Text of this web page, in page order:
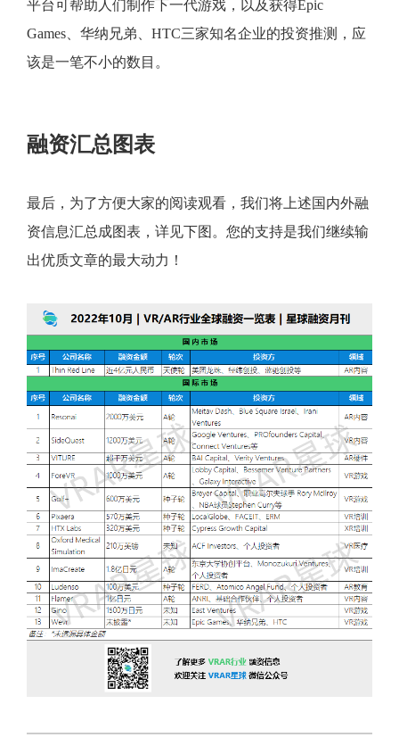
平台可帮助人们制作下一代游戏，以及获得Epic
Games、华纳兄弟、HTC三家知名企业的投资推测，应
该是一笔不小的数目。
融资汇总图表
最后，为了方便大家的阅读观看，我们将上述国内外融
资信息汇总成图表，详见下图。您的支持是我们继续输
出优质文章的最大动力！